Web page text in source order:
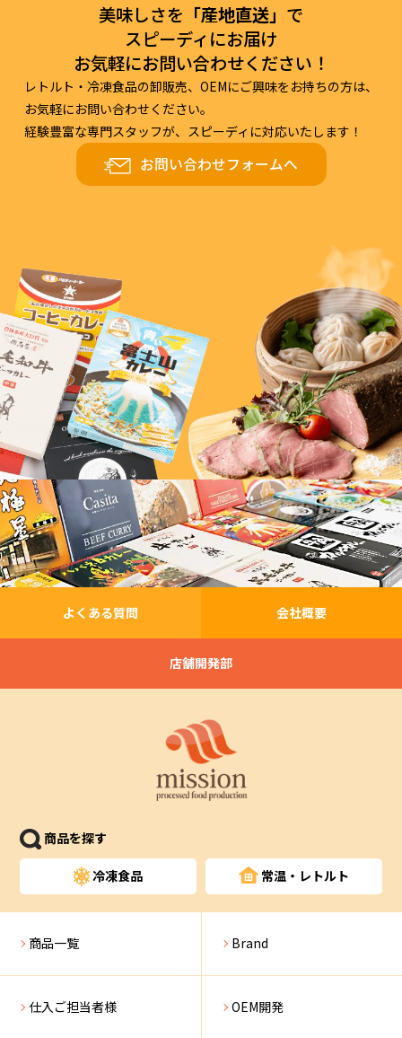
美味しさを 「産地直送」 で
スピーディにお届け
お気軽にお問い合わせください！
レトルト・冷凍食品の卸販売、OEMにご興味をお持ちの方は、
お気軽にお問い合わせください。
経験豊富な専門スタッフが、スピーディに対応いたします！
お問い合わせフォームへ
よくある質問 会社概要
店舗開発部
商品を探す
冷凍食品 常温・レトルト
商品一覧 Brand
仕入ご担当者様 OEM開発